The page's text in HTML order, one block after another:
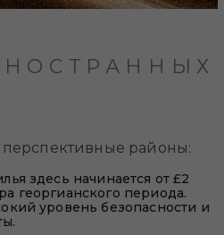
районы:
здесь начинается от £2
георгианского периода.
уровень безопасности и